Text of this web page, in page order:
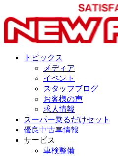
トピックス
メディア
イベント
スタッフブログ
お客様の声
求人情報
スーパー乗るだけセット
優良中古車情報
サービス
車検整備